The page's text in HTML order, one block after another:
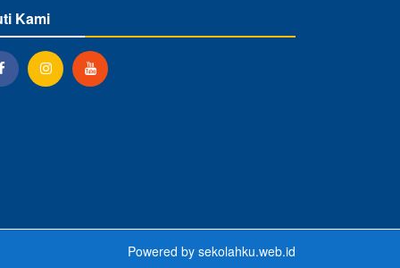
Kami
Powered by sekolahku.web.id